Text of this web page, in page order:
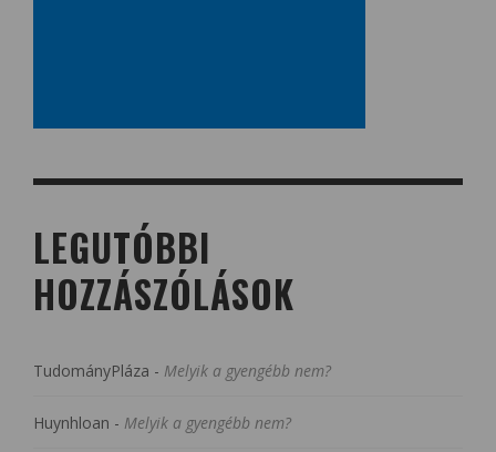
LEGUTÓBBI
HOZZÁSZÓLÁSOK
TudományPláza - Melyik a gyengébb nem?
Huynhloan - Melyik a gyengébb nem?